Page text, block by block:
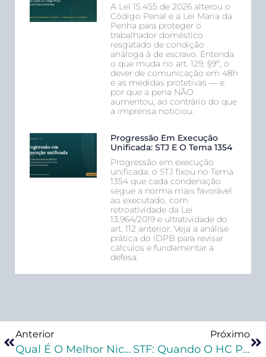
A Lei 15.455 de 2026 alterou o
Código Penal e a Lei Maria da
Penha para proteger o
trabalhador doméstico
resgatado de condição
análoga à de escravo. Entenda
o que muda no art. 129, §9º, o
dever de comunicação em 48h
e as medidas protetivas — e
por que a pena NÃO
aumentou, ao contrário do que
a imprensa noticiou.
Progressão Em Execução
Unificada: STJ E O Tema 1354
Progressão em execução
unificada: o STJ fixou no Tema
1354 que cada condenação
segue a norma mais favorável
ao executado, com
retroatividade da Lei
13.964/2019 e ultratividade do
art. 112 anterior. Veja a análise
prática do IDPB para revisar
cálculos e fundamentar a
defesa.
Anterior
Qual É O Melhor Nicho Da Advocacia Criminal?
Próximo
STF: Quando O HC Pode Trancar Ação Penal?